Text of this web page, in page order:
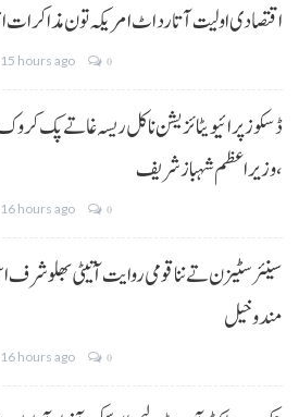
اقتصادی اولیت آتا رد اٹ امریکہ تون مذاکرات
15 hours ago 0
ڈسکوز پرائیویٹائزیشن نا کل ریسہ غاتے پک
،وزیراعظم شہباز شریف
16 hours ago 0
سینئر سٹیزن تے ننا قومی روایت آتیٹی بھلو
مندوخیل
16 hours ago 0